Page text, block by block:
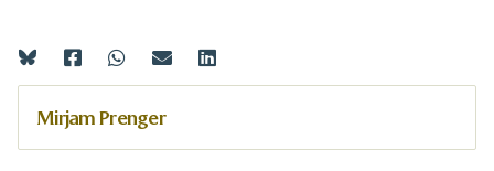
Mirjam Prenger